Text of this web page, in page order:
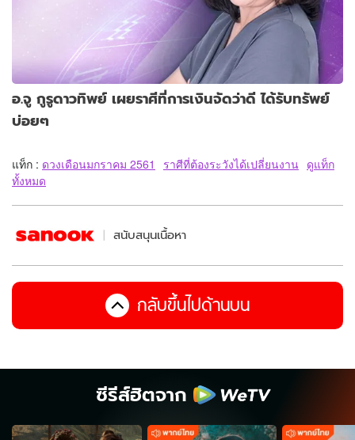
อ.จู กูรูดาวทิพย์ เผยราศีที่การเงินจัดว่าดี ได้รับทรัพย์
บ่อยๆ
แท็ก : ดวงเดือนมกราคม 2561 ราศีที่ต้องระวังได้เปลี่ยนงาน ดูแท็ก
ทั้งหมด
สนับสนุนเนื้อหา
กลับขึ้นไปด้านบน
ซีรีส์ฮิตจาก